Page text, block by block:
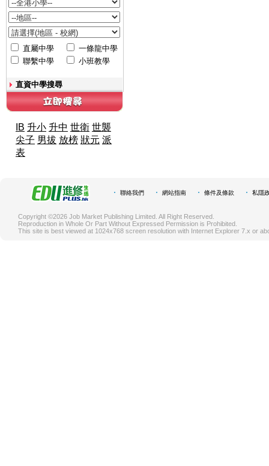
直屬中學
一條龍中學
聯繫中學
小班教學
直資中學搜尋
IB 升小 升中 世衛 世襲
尖子 男拔 放榜 狀元 派
表
聯絡我們 網站指南 條件及條款 私隱
Copyright ©2026 Job Market Publishing Limited. All Right Reserved.
Reproduction in Whole Or Part Without Expressed Permission is Prohibited.
This site is best viewed at 1024x768 screen resolution with Internet Explorer 7.x or